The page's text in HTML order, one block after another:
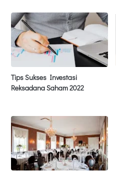
Tips Sukses Investasi
Reksadana Saham 2022